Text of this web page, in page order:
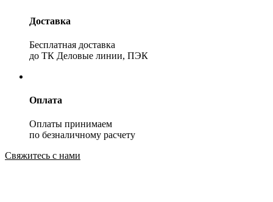
Доставка
Бесплатная доставка
до ТК Деловые линии, ПЭК
Оплата
Оплаты принимаем
по безналичному расчету
Свяжитесь с нами